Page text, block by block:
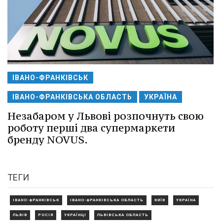
ІВАНО-ФРАНКІВСЬК
ІВАНО-ФРАНКІВСЬКА ОБЛАСТЬ УКРАЇНА
Незабаром у Львові розпочнуть свою
роботу перші два супермаркети
бренду NOVUS.
ТЕГИ
ІВАНО-ФРАНКІВСЬК ІВАНО-ФРАНКІВСЬКА ОБЛАСТЬ КИЇВ УКРАЇНА
ЛЬВІВ РОСІЯ УКРАЇНЦІ ЛЬВІВСЬКА ОБЛАСТЬ